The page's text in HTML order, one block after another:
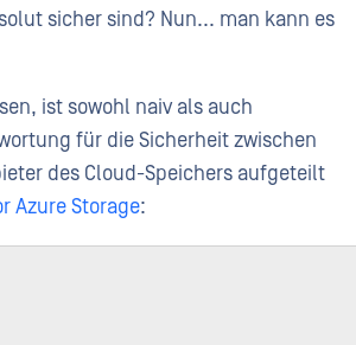
sicher sind? Nun... man kann es
ist sowohl naiv als auch
für die Sicherheit zwischen
des Cloud-Speichers aufgeteilt
Azure Storage: